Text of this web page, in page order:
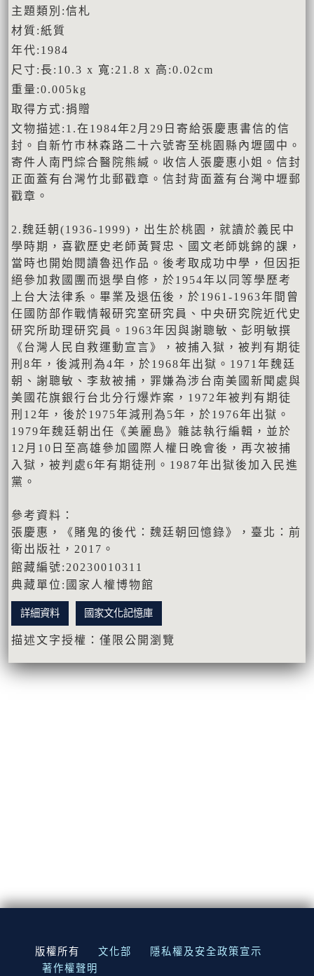
主題類別:信札
材質:紙質
年代:1984
尺寸:長:10.3 x 寬:21.8 x 高:0.02cm
重量:0.005kg
取得方式:捐贈
文物描述:1.在1984年2月29日寄給張慶惠書信的信
封。自新竹巿林森路二十六號寄至桃園縣內壢國中。
寄件人南門綜合醫院熊緘。收信人張慶惠小姐。信封
正面蓋有台灣竹北郵戳章。信封背面蓋有台灣中壢郵
戳章。
2.魏廷朝(1936-1999)，出生於桃園，就讀於義民中
學時期，喜歡歷史老師黃賢忠、國文老師姚錦的課，
當時也開始閱讀魯迅作品。後考取成功中學，但因拒
絕參加救國團而退學自修，於1954年以同等學歷考
上台大法律系。畢業及退伍後，於1961-1963年間曾
任國防部作戰情報研究室研究員、中央研究院近代史
研究所助理研究員。1963年因與謝聰敏、彭明敏撰
《台灣人民自救運動宣言》，被捕入獄，被判有期徒
刑8年，後減刑為4年，於1968年出獄。1971年魏廷
朝、謝聰敏、李敖被捕，罪嫌為涉台南美國新聞處與
美國花旗銀行台北分行爆炸案，1972年被判有期徒
刑12年，後於1975年減刑為5年，於1976年出獄。
1979年魏廷朝出任《美麗島》雜誌執行編輯，並於
12月10日至高雄參加國際人權日晚會後，再次被捕
入獄，被判處6年有期徒刑。1987年出獄後加入民進
黨。
參考資料：
張慶惠，《賭鬼的後代：魏廷朝回憶錄》，臺北：前
衛出版社，2017。
館藏編號:20230010311
典藏單位:國家人權博物館
詳細資料 國家文化記憶庫
描述文字授權：僅限公開瀏覽
:::
版權所有 文化部
隱私權及安全政策宣示
著作權聲明